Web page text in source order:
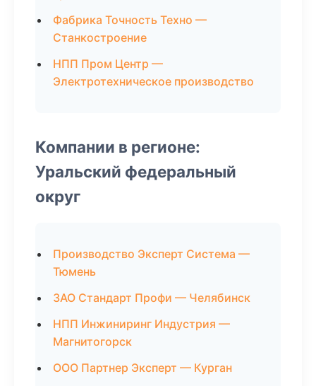
Фабрика Точность Техно —
Станкостроение
НПП Пром Центр —
Электротехническое производство
Компании в регионе:
Уральский федеральный
округ
Производство Эксперт Система —
Тюмень
ЗАО Стандарт Профи — Челябинск
НПП Инжиниринг Индустрия —
Магнитогорск
ООО Партнер Эксперт — Курган